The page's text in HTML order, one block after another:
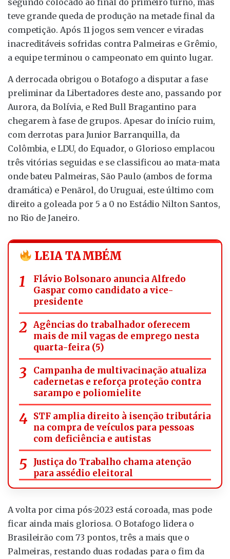
segundo colocado ao final do primeiro turno, mas
teve grande queda de produção na metade final da
competição. Após 11 jogos sem vencer e viradas
inacreditáveis sofridas contra Palmeiras e Grêmio,
a equipe terminou o campeonato em quinto lugar.
A derrocada obrigou o Botafogo a disputar a fase
preliminar da Libertadores deste ano, passando por
Aurora, da Bolívia, e Red Bull Bragantino para
chegarem à fase de grupos. Apesar do início ruim,
com derrotas para Junior Barranquilla, da
Colômbia, e LDU, do Equador, o Glorioso emplacou
três vitórias seguidas e se classificou ao mata-mata
onde bateu Palmeiras, São Paulo (ambos de forma
dramática) e Penãrol, do Uruguai, este último com
direito a goleada por 5 a 0 no Estádio Nilton Santos,
no Rio de Janeiro.
LEIA TAMBÉM
Flávio Bolsonaro anuncia Alfredo
Gaspar como candidato a vice-
presidente
Agências do trabalhador oferecem
mais de mil vagas de emprego nesta
quarta-feira (5)
Campanha de multivacinação atualiza
cadernetas e reforça proteção contra
sarampo e poliomielite
STF amplia direito à isenção tributária
na compra de veículos para pessoas
com deficiência e autistas
Justiça do Trabalho chama atenção
para assédio eleitoral
A volta por cima pós-2023 está coroada, mas pode
ficar ainda mais gloriosa. O Botafogo lidera o
Brasileirão com 73 pontos, três a mais que o
Palmeiras, restando duas rodadas para o fim da